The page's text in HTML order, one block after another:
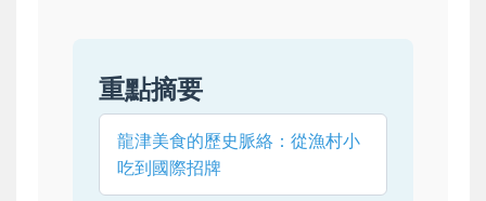
重點摘要
龍津美食的歷史脈絡：從漁村小
吃到國際招牌